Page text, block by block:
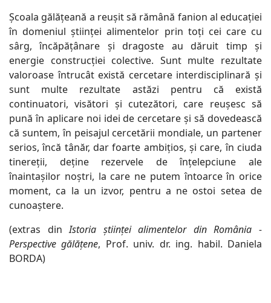
Școala gălățeană a reușit să rămână fanion al educației
în domeniul științei alimentelor prin toți cei care cu
sârg, încăpățânare și dragoste au dăruit timp și
energie construcției colective. Sunt multe rezultate
valoroase întrucât există cercetare interdisciplinară și
sunt multe rezultate astăzi pentru că există
continuatori, visători și cutezători, care reușesc să
pună în aplicare noi idei de cercetare și să dovedească
că suntem, în peisajul cercetării mondiale, un partener
serios, încă tânăr, dar foarte ambițios, și care, în ciuda
tinereții, deține rezervele de înțelepciune ale
înaintașilor noștri, la care ne putem întoarce în orice
moment, ca la un izvor, pentru a ne ostoi setea de
cunoaștere.
(extras dinIstoria științei alimentelor din România -
Perspective gălățene, Prof. univ. dr. ing. habil. Daniela
BORDA)